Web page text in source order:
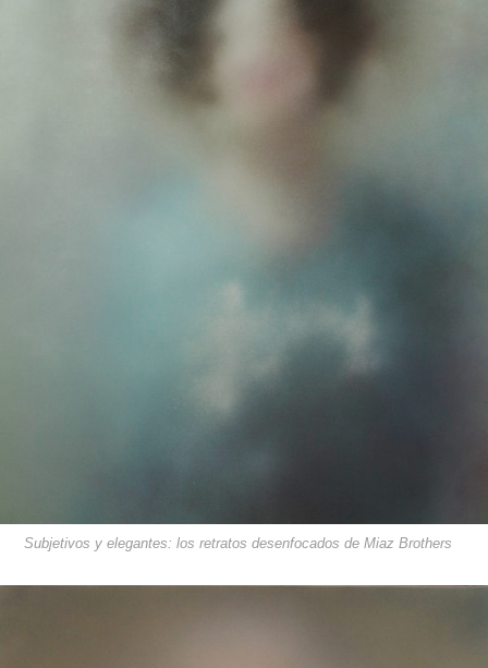
Subjetivos y elegantes: los retratos desenfocados de Miaz Brothers